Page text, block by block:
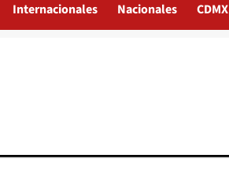
Internacionales Nacionales CDMX